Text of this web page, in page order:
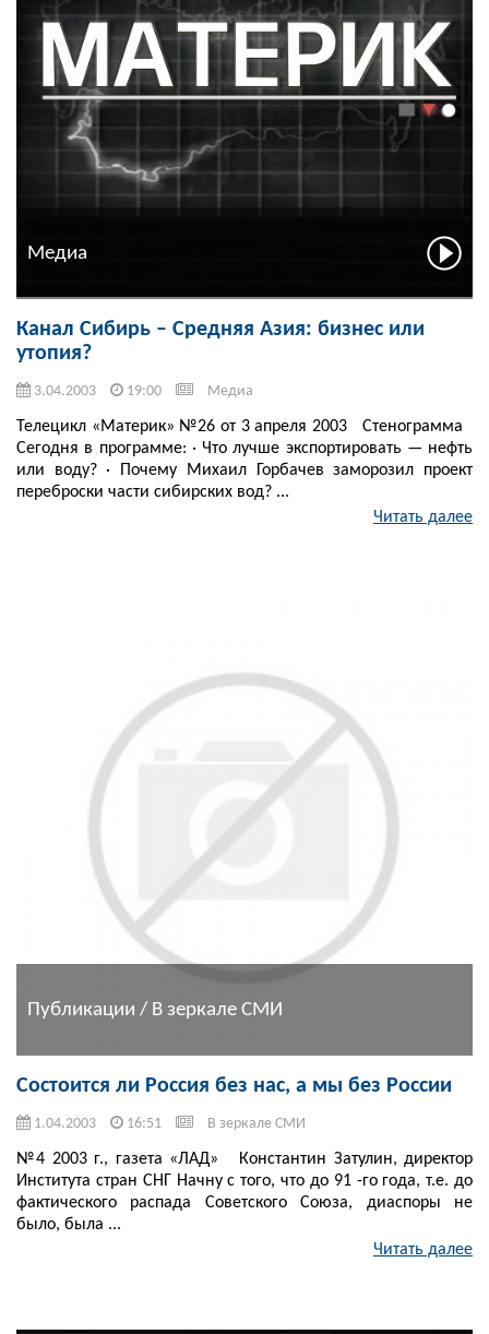
Медиа
Канал Сибирь – Средняя Азия: бизнес или
утопия?
3.04.2003 19:00 Медиа
Телецикл «Материк» №26 от 3 апреля 2003 Стенограмма
Сегодня в программе: · Что лучше экспортировать — нефть
или воду? · Почему Михаил Горбачев заморозил проект
переброски части сибирских вод? ...
Читать далее
Публикации / В зеркале СМИ
Состоится ли Россия без нас, а мы без России
1.04.2003 16:51 В зеркале СМИ
№4 2003 г., газета «ЛАД» Константин Затулин, директор
Института стран СНГ Начну с того, что до 91 -го года, т.е. до
фактического распада Советского Союза, диаспоры не
было, была ...
Читать далее